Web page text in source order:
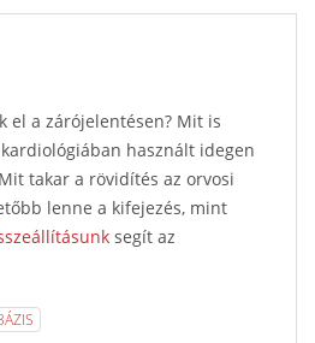
el a zárójelentésen? Mit is
használt idegen
takar a rövidítés az orvosi
lenne a kifejezés, mint
segít az